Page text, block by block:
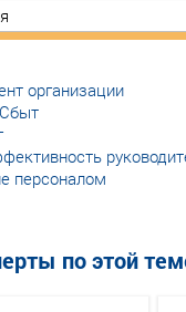
организации
персоналом
по этой